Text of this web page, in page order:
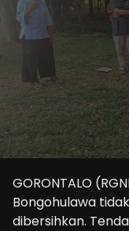
GORONTALO
Bongohulawa
dibersihkan.